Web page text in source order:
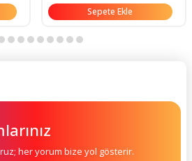
Sepete Ekle
her yorum bize yol gösterir.